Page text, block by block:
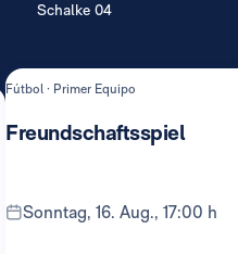
Schalke 04
Fútbol · Primer Equipo
Freundschaftsspiel
Sonntag, 16. Aug., 17:00 h